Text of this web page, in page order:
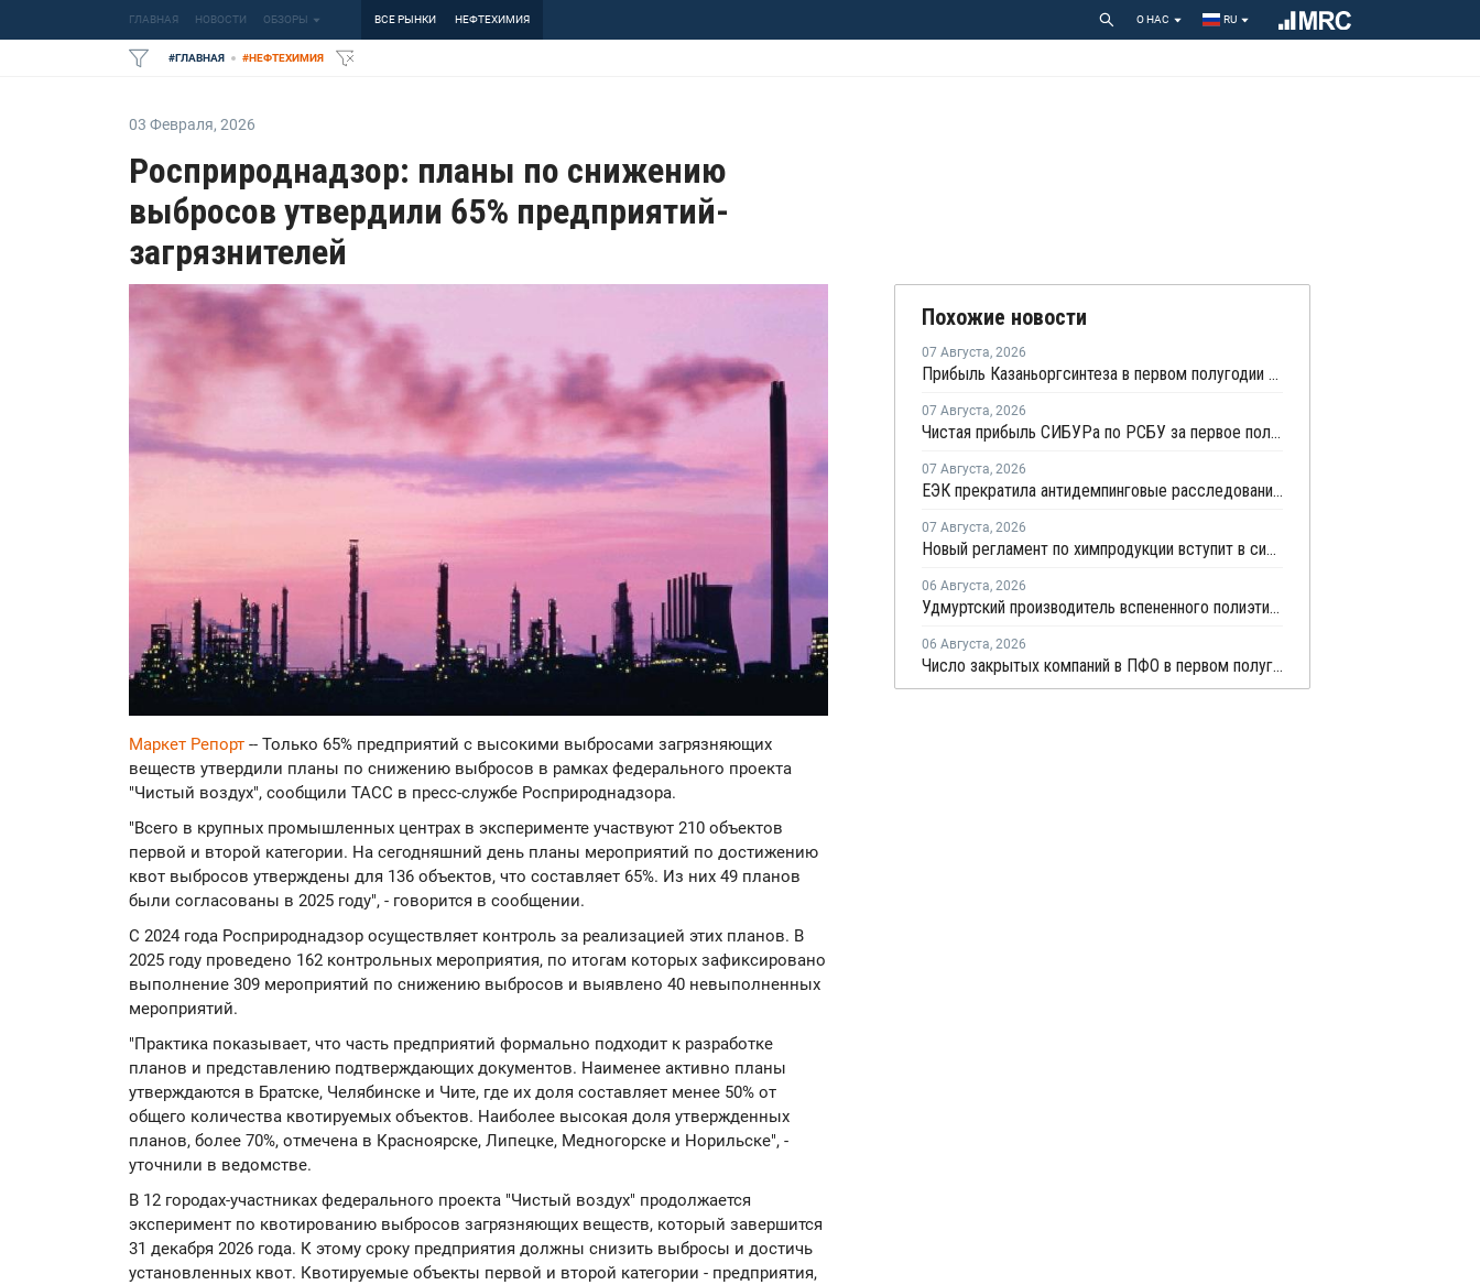
ГЛАВНАЯ НОВОСТИ ОБЗОРЫ ВСЕ РЫНКИ НЕФТЕХИМИЯ О НАС RU
#ГЛАВНАЯ #НЕФТЕХИМИЯ
03 Февраля, 2026
Росприроднадзор: планы по снижению
выбросов утвердили 65% предприятий-
загрязнителей
Маркет Репорт -- Только 65% предприятий с высокими выбросами загрязняющих
веществ утвердили планы по снижению выбросов в рамках федерального проекта
"Чистый воздух", сообщили ТАСС в пресс-службе Росприроднадзора.
"Всего в крупных промышленных центрах в эксперименте участвуют 210 объектов
первой и второй категории. На сегодняшний день планы мероприятий по достижению
квот выбросов утверждены для 136 объектов, что составляет 65%. Из них 49 планов
были согласованы в 2025 году", - говорится в сообщении.
С 2024 года Росприроднадзор осуществляет контроль за реализацией этих планов. В
2025 году проведено 162 контрольных мероприятия, по итогам которых зафиксировано
выполнение 309 мероприятий по снижению выбросов и выявлено 40 невыполненных
мероприятий.
"Практика показывает, что часть предприятий формально подходит к разработке
планов и представлению подтверждающих документов. Наименее активно планы
утверждаются в Братске, Челябинске и Чите, где их доля составляет менее 50% от
общего количества квотируемых объектов. Наиболее высокая доля утвержденных
планов, более 70%, отмечена в Красноярске, Липецке, Медногорске и Норильске", -
уточнили в ведомстве.
В 12 городах-участниках федерального проекта "Чистый воздух" продолжается
эксперимент по квотированию выбросов загрязняющих веществ, который завершится
31 декабря 2026 года. К этому сроку предприятия должны снизить выбросы и достичь
установленных квот. Квотируемые объекты первой и второй категории - предприятия,
Похожие новости
07 Августа, 2026
Прибыль Казаньоргсинтеза в первом полугодии сократилась более чем в 2 раза
07 Августа, 2026
Чистая прибыль СИБУРа по РСБУ за первое полугодие сократилась в 3,6 раза
07 Августа, 2026
ЕЭК прекратила антидемпинговые расследования против ПЭ и ПП из Азербайджана и Туркменистана
07 Августа, 2026
Новый регламент по химпродукции вступит в силу в сентябре 2027 года
06 Августа, 2026
Удмуртский производитель вспененного полиэтилена нарастит выпуск на 15%
06 Августа, 2026
Число закрытых компаний в ПФО в первом полугодии 2026 года вдвое превысило число новых